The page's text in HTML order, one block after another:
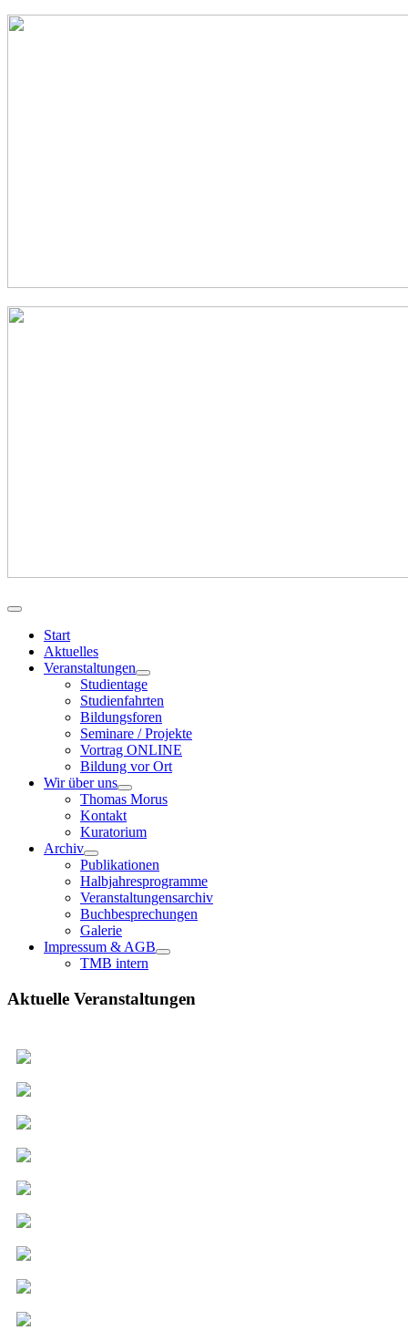
Start
Aktuelles
Veranstaltungen
Studientage
Studienfahrten
Bildungsforen
Seminare / Projekte
Vortrag ONLINE
Bildung vor Ort
Wir über uns
Thomas Morus
Kontakt
Kuratorium
Archiv
Publikationen
Halbjahresprogramme
Veranstaltungensarchiv
Buchbesprechungen
Galerie
Impressum & AGB
TMB intern
Aktuelle Veranstaltungen